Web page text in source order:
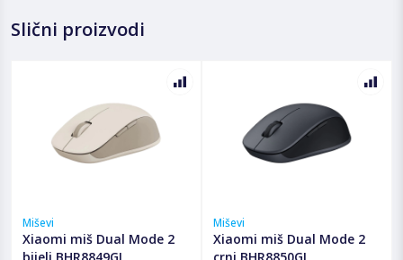
Slični proizvodi
Miševi
Xiaomi miš Dual Mode 2
bijeli BHR8849GL
Miševi
Xiaomi miš Dual Mode 2
crni BHR8850GL